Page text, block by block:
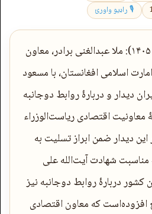
🎙 راډیو واورئ
کابل (پژواک، ۱۲ سرطان ۱۴۰۵): ملا عبدالغنی برادر، معاون
اسلامی افغانستان، با مسعود
دیدار و دربارۀ روابط دوجانبه
اقتصادی ریاست‌الوزراء
دیدار ضمن ابراز تسلیت به
شهادت آیت‌الله علی
کشور دربارۀ روابط دوجانبه نیز
که معاون اقتصادی